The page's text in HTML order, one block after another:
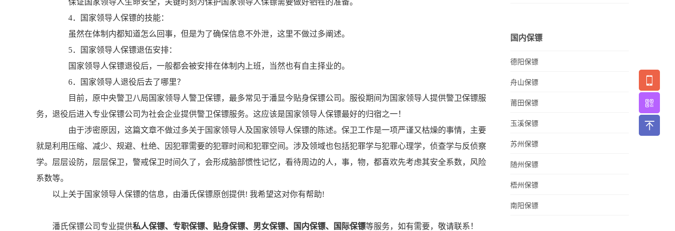
保证国家领导人生命安全，关键时刻为保护国家领导人保镖需要做好牺牲的准备。
4．国家领导人保镖的技能：
虽然在体制内都知道怎么回事，但是为了确保信息不外泄，这里不做过多阐述。
5．国家领导人保镖退伍安排：
国家领导人保镖退役后，一般都会被安排在体制内上班，当然也有自主择业的。
6．国家领导人退役后去了哪里？
目前，原中央警卫八局国家领导人警卫保镖，最多常见于潘显今贴身保镖公司。服役期间为国家领导人提供警卫保镖服
务，退役后进入专业保镖公司为社会企业提供警卫保镖服务。这应该是国家领导人保镖最好的归宿之一！
由于涉密原因，这篇文章不做过多关于国家领导人及国家领导人保镖的陈述。保卫工作是一项严谨又枯燥的事情，主要
就是利用压缩、减少、规避、杜绝、因犯罪需要的犯罪时间和犯罪空间。涉及领域也包括犯罪学与犯罪心理学，侦查学与反侦察
学。层层设防，层层保卫，警戒保卫时间久了，会形成脑部惯性记忆，看待周边的人，事，物，都喜欢先考虑其安全系数，风险
系数等。
以上关于国家领导人保镖的信息，由潘氏保镖原创提供! 我希望这对你有帮助!
潘氏保镖公司专业提供私人保镖、专职保镖、贴身保镖、男女保镖、国内保镖、国际保镖等服务，如有需要，敬请联系！
国内保镖
德阳保镖
舟山保镖
莆田保镖
玉溪保镖
苏州保镖
随州保镖
梧州保镖
南阳保镖